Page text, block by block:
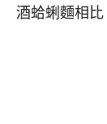
酒蛤蜊麵相